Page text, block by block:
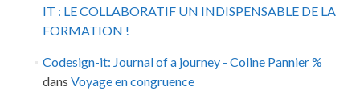
IT : LE COLLABORATIF UN INDISPENSABLE DE LA
FORMATION !
Codesign-it: Journal of a journey - Coline Pannier %
dans Voyage en congruence